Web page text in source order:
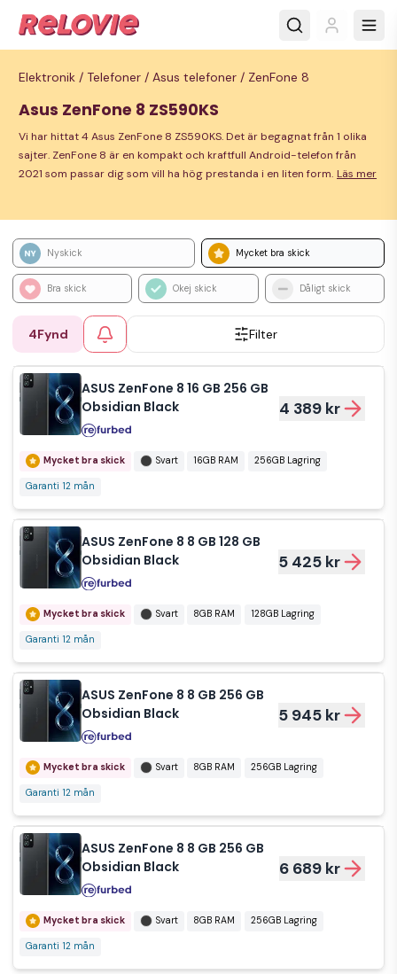
Elektronik / Telefoner / Asus telefoner / ZenFone 8
Asus ZenFone 8 ZS590KS
Vi har hittat 4 Asus ZenFone 8 ZS590KS. Det är begagnat från 1 olika
sajter. ZenFone 8 är en kompakt och kraftfull Android-telefon från
2021 som passar dig som vill ha hög prestanda i en liten form. Läs mer
Nyskick Mycket bra skick
Bra skick Okej skick Dåligt skick
4Fynd Filter
ASUS ZenFone 8 16 GB 256 GB
Obsidian Black
4 389 kr
Mycket bra skick Svart 16GB RAM 256GB Lagring
Garanti 12 mån
ASUS ZenFone 8 8 GB 128 GB
Obsidian Black
5 425 kr
Mycket bra skick Svart 8GB RAM 128GB Lagring
Garanti 12 mån
ASUS ZenFone 8 8 GB 256 GB
Obsidian Black
5 945 kr
Mycket bra skick Svart 8GB RAM 256GB Lagring
Garanti 12 mån
ASUS ZenFone 8 8 GB 256 GB
Obsidian Black
6 689 kr
Mycket bra skick Svart 8GB RAM 256GB Lagring
Garanti 12 mån